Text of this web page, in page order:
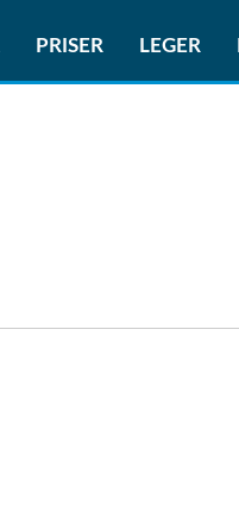
PRISER LEGER